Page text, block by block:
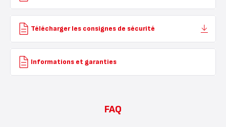
Télécharger les consignes de sécurité
Informations et garanties
FAQ